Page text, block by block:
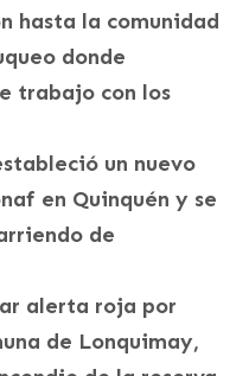
hasta la comunidad
donde
trabajo con los
un nuevo
en Quinquén y se
de
alerta roja por
de Lonquimay,